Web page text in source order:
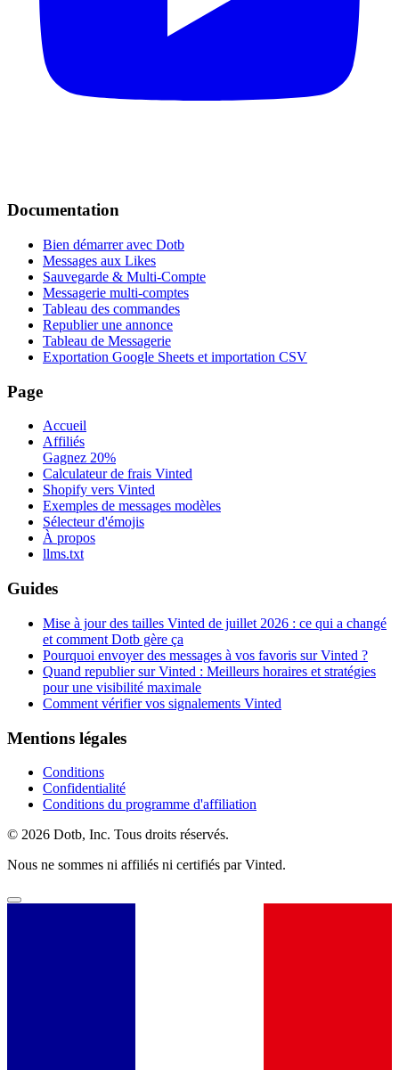
Documentation
Bien démarrer avec Dotb
Messages aux Likes
Sauvegarde & Multi-Compte
Messagerie multi-comptes
Tableau des commandes
Republier une annonce
Tableau de Messagerie
Exportation Google Sheets et importation CSV
Page
Accueil
Affiliés
Gagnez 20%
Calculateur de frais Vinted
Shopify vers Vinted
Exemples de messages modèles
Sélecteur d'émojis
À propos
llms.txt
Guides
Mise à jour des tailles Vinted de juillet 2026 : ce qui a changé
et comment Dotb gère ça
Pourquoi envoyer des messages à vos favoris sur Vinted ?
Quand republier sur Vinted : Meilleurs horaires et stratégies
pour une visibilité maximale
Comment vérifier vos signalements Vinted
Mentions légales
Conditions
Confidentialité
Conditions du programme d'affiliation
© 2026 Dotb, Inc. Tous droits réservés.
Nous ne sommes ni affiliés ni certifiés par Vinted.